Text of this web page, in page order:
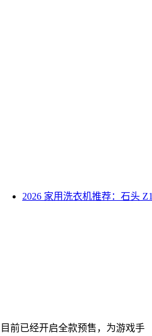
2026 家用洗衣机推荐：石头 Z1
前已经开启全款预售，为游戏手